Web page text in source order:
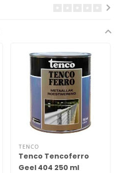
TENCO
Tenco Tencoferro
Geel 404 250 ml